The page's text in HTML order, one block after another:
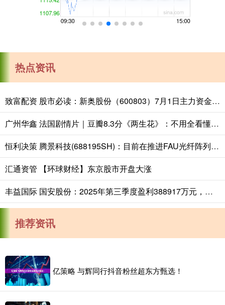
热点资讯
致富配资 股市必读：新奥股份（600803）7月1日主力资金净流入481.41万元，占总成交额0.0%
广州华鑫 法国剧情片｜豆瓣8.3分《两生花》：不用全看懂，去感受灵魂共鸣
恒利决策 腾景科技(688195SH)：目前在推进FAU光纤阵列等CPO光互联组件产品的开发
汇通资管 【环球财经】东京股市开盘大涨
丰益国际 国安股份：2025年第三季度盈利388917万元，债权回收为现金流改善蓄力
推荐资讯
亿策略 与辉同行抖音粉丝超东方甄选！